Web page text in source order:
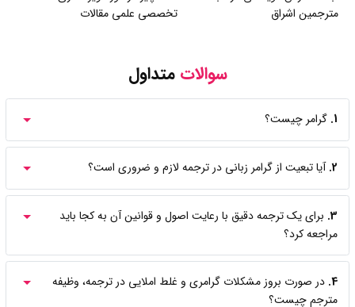
مترجمین اشراق
تخصصی علمی مقالات
سوالاتمتداول
1. گرامر چیست؟
2. آیا تبعیت از گرامر زبانی در ترجمه لازم و ضروری است؟
3. برای یک ترجمه دقیق با رعایت اصول و قوانین آن به کجا باید
مراجعه کرد؟
4. در صورت بروز مشکلات گرامری و غلط املایی در ترجمه، وظیفه
مترجم چیست؟